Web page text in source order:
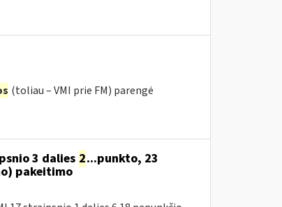
(toliau – VMI prie FM) parengė
3 dalies 2...punkto, 23
pakeitimo